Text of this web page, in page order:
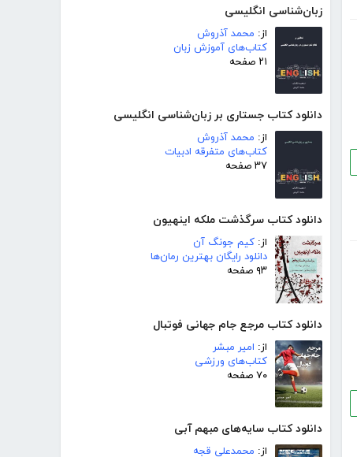
زبان‌شناسی انگلیسی
از: محمد آذروش
کتاب‌های آموزش زبان
۲۱ صفحه
دانلود کتاب جستاری بر زبان‌شناسی انگلیسی
از: محمد آذروش
کتاب‌های متفرقه ادبیات
۳۷ صفحه
دانلود کتاب سرگذشت ملکه اینهیون
از: کیم جونگ آن
دانلود رایگان بهترین رمان‌ها
۹۳ صفحه
دانلود کتاب مرجع جام جهانی فوتبال
از: امیر مبشر
کتاب‌های ورزشی
۷۰ صفحه
دانلود کتاب سایه‌های مبهم آبی
از: محمدعلی قجه